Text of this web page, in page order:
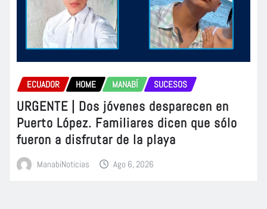
ECUADOR HOME MANABÍ SUCESOS
URGENTE | Dos jóvenes desparecen en
Puerto López. Familiares dicen que sólo
fueron a disfrutar de la playa
ManabiNoticias Ago 6, 2026